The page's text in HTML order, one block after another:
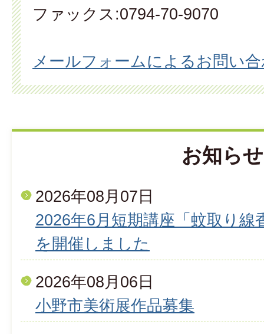
ファックス:0794-70-9070
メールフォームによるお問い
お知らせ
2026年08月07日
2026年6月短期講座「蚊取り
を開催しました
2026年08月06日
小野市美術展作品募集